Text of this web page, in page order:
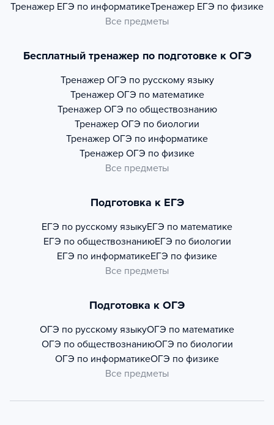
Тренажер ЕГЭ по информатикеТренажер ЕГЭ по физике
Все предметы
Бесплатный тренажер по подготовке к ОГЭ
Тренажер ОГЭ по русскому языку
Тренажер ОГЭ по математике
Тренажер ОГЭ по обществознанию
Тренажер ОГЭ по биологии
Тренажер ОГЭ по информатике
Тренажер ОГЭ по физике
Все предметы
Подготовка к ЕГЭ
ЕГЭ по русскому языкуЕГЭ по математике
ЕГЭ по обществознаниюЕГЭ по биологии
ЕГЭ по информатикеЕГЭ по физике
Все предметы
Подготовка к ОГЭ
ОГЭ по русскому языкуОГЭ по математике
ОГЭ по обществознаниюОГЭ по биологии
ОГЭ по информатикеОГЭ по физике
Все предметы